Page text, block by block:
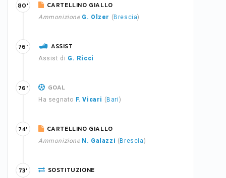
CARTELLINO GIALLO
Ammonizione G. Olzer ( Brescia)
80'
ASSIST
Assist di G. Ricci
76'
GOAL
Ha segnato F. Vicari ( Bari)
76'
CARTELLINO GIALLO
Ammonizione N. Galazzi ( Brescia)
74'
SOSTITUZIONE
73'